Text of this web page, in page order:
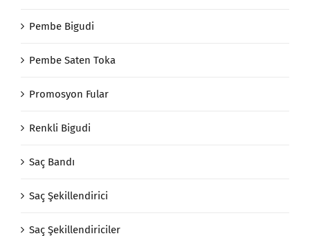
Pembe Bigudi
Pembe Saten Toka
Promosyon Fular
Renkli Bigudi
Saç Bandı
Saç Şekillendirici
Saç Şekillendiriciler